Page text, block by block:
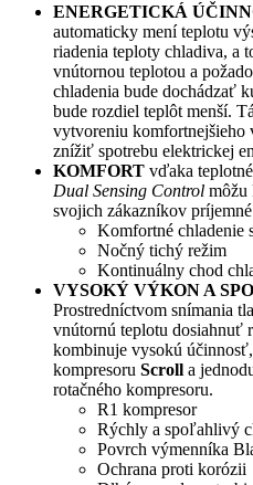
ENERGETICKÁ
automaticky mení teplotu
riadenia teploty chladiva, a
vnútornou teplotou a
chladenia bude dochádzať
bude rozdiel teplôt menší.
vytvoreniu komfortnejšieho
znížiť spotrebu elektrickej
KOMFORT vďaka
Dual Sensing Control môžu
svojich zákazníkov
Komfortné chladenie
Nočný tichý režim
Kontinuálny chod
VYSOKÝ VÝKON A
Prostredníctvom snímania
vnútornú teplotu dosiahnuť
kombinuje vysokú
kompresoru Scroll a
rotačného kompresoru.
R1 kompresor
Rýchly a spoľahlivý
Povrch výmenníka
Ochrana proti korózii